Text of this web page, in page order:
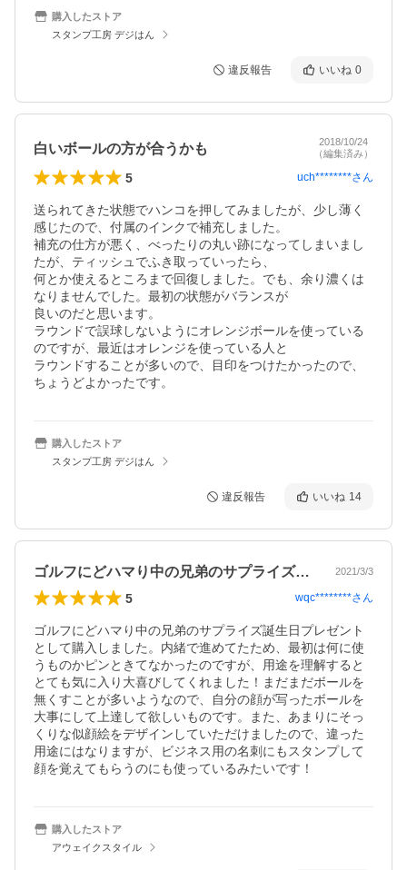
購入したストア
スタンプ工房 デジはん
違反報告 いいね 0
白いボールの方が合うかも
2018/10/24
（編集済み）
5 uch********さん
送られてきた状態でハンコを押してみましたが、少し薄く
感じたので、付属のインクで補充しました。
補充の仕方が悪く、べったりの丸い跡になってしまいまし
たが、ティッシュでふき取っていったら、
何とか使えるところまで回復しました。でも、余り濃くは
なりませんでした。最初の状態がバランスが
良いのだと思います。
ラウンドで誤球しないようにオレンジボールを使っている
のですが、最近はオレンジを使っている人と
ラウンドすることが多いので、目印をつけたかったので、
ちょうどよかったです。
購入したストア
スタンプ工房 デジはん
違反報告 いいね 14
ゴルフにどハマり中の兄弟のサプライズ誕… 2021/3/3
5 wqc********さん
ゴルフにどハマり中の兄弟のサプライズ誕生日プレゼント
として購入しました。内緒で進めてたため、最初は何に使
うものかピンときてなかったのですが、用途を理解すると
とても気に入り大喜びしてくれました！まだまだボールを
無くすことが多いようなので、自分の顔が写ったボールを
大事にして上達して欲しいものです。また、あまりにそっ
くりな似顔絵をデザインしていただけましたので、違った
用途にはなりますが、ビジネス用の名刺にもスタンプして
顔を覚えてもらうのにも使っているみたいです！
購入したストア
アウェイクスタイル